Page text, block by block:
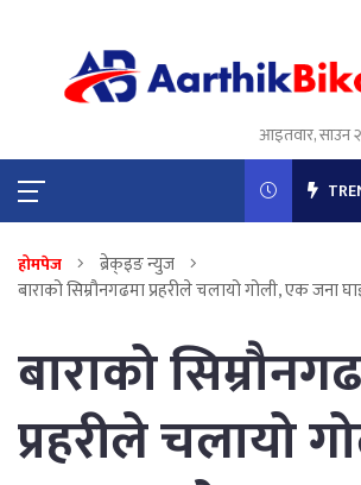
आइतवार, साउन
होमपेज
ब्रेक्इङ न्युज
बाराको सिम्रौनगढमा प्रहरीले चलायो गोली, एक जना
बाराको
प्रहरीले चलायो